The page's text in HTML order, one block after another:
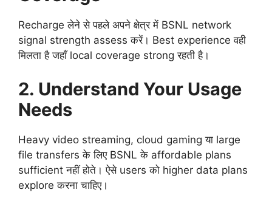
Recharge लेने से पहले अपने क्षेत्र में BSNL network
signal strength assess करें। Best experience वही
मिलता है जहाँ local coverage strong रहती है।
2. Understand Your Usage
Needs
Heavy video streaming, cloud gaming या large
file transfers के लिए BSNL के affordable plans
sufficient नहीं होते। ऐसे users को higher data plans
explore करना चाहिए।